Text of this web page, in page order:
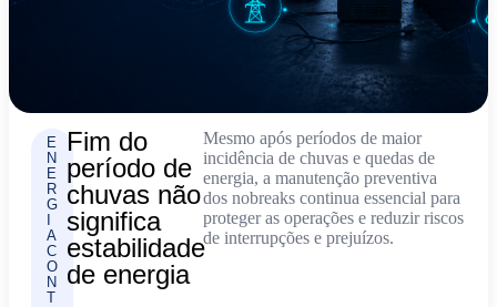
E
N
E
R
G
A
C
O
N
T
Fim do
período de
chuvas não
significa
estabilidade
de energia
Mesmo após períodos de maior
incidência de chuvas e quedas de
energia, a manutenção preventiva
dos nobreaks continua essencial para
proteger as operações e reduzir riscos
de interrupções e prejuízos.